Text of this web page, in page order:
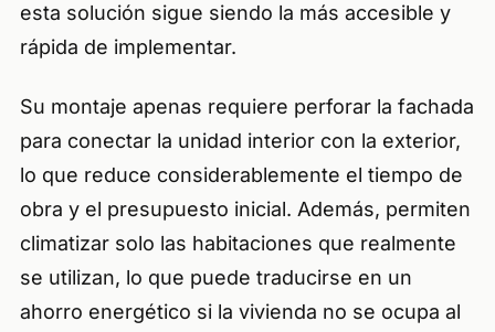
esta solución sigue siendo la más accesible y
rápida de implementar.
Su montaje apenas requiere perforar la fachada
para conectar la unidad interior con la exterior,
lo que reduce considerablemente el tiempo de
obra y el presupuesto inicial. Además, permiten
climatizar solo las habitaciones que realmente
se utilizan, lo que puede traducirse en un
ahorro energético si la vivienda no se ocupa al